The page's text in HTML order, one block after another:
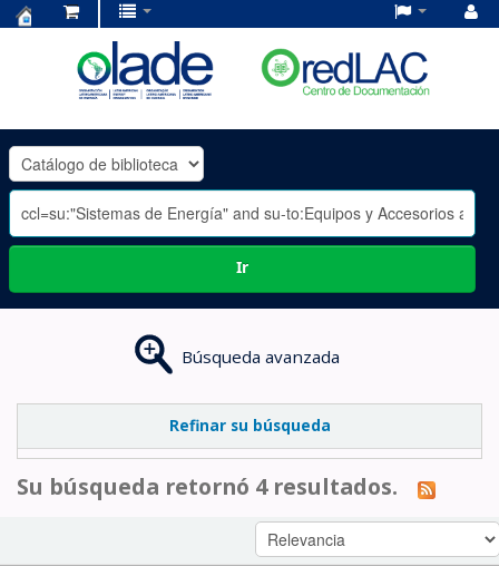
OLADE
-
Ir
Búsqueda avanzada
Refinar su búsqueda
Su búsqueda retornó 4 resultados.